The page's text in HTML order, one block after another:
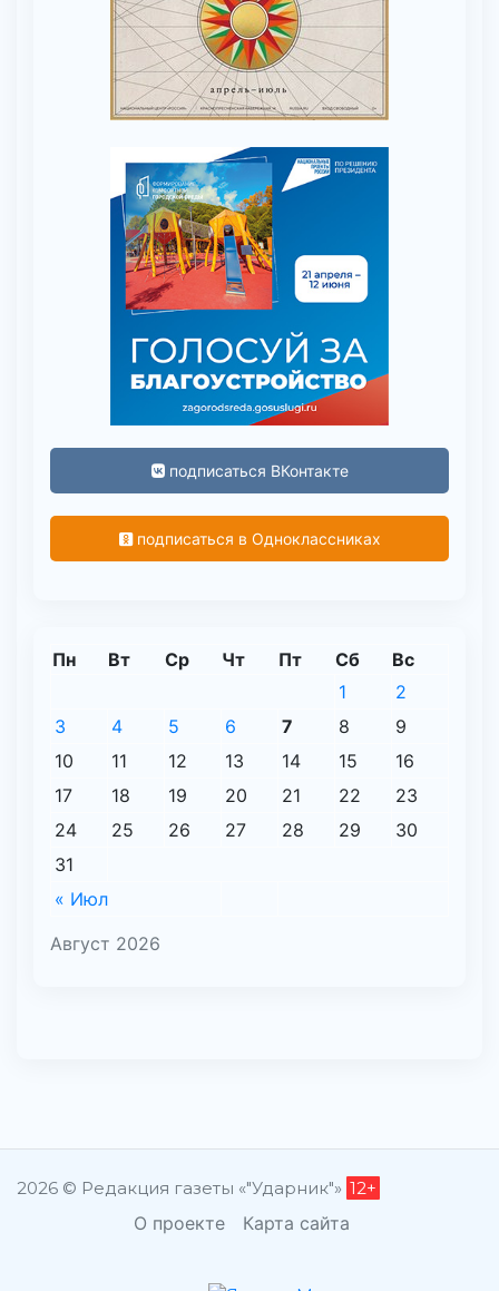
подписаться ВКонтакте
подписаться в Одноклассниках
Август 2026
Пн Вт Ср Чт Пт Сб Вс
« Июл
1
2
3
4 5 6 7 8
9
10
11 12 13 14 15
16
17
18 19 20 21 22
23
24
25 26 27 28 29
30
31
2026 © Редакция газеты «"Ударник"» 12+
О проекте Карта сайта